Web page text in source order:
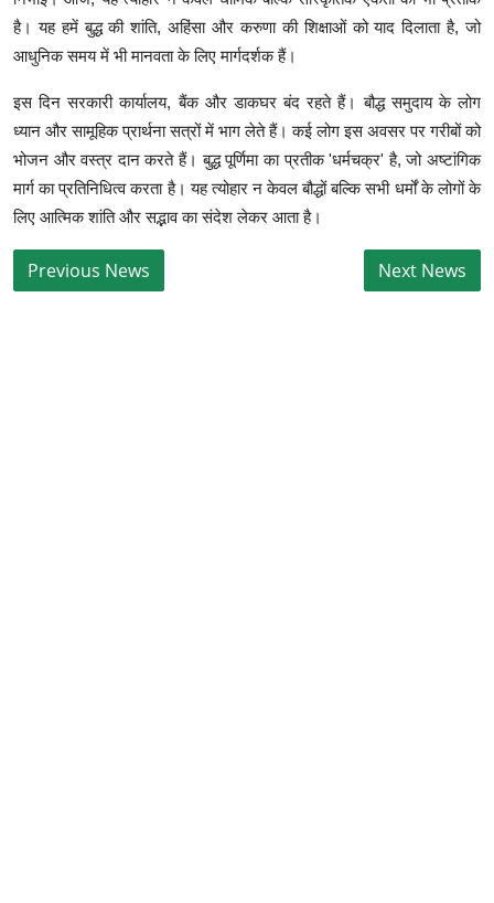
है। यह हमें बुद्ध की शांति, अहिंसा और करुणा की शिक्षाओं को याद दिलाता है, जो
आधुनिक समय में भी मानवता के लिए मार्गदर्शक हैं।
इस दिन सरकारी कार्यालय, बैंक और डाकघर बंद रहते हैं। बौद्ध समुदाय के लोग
ध्यान और सामूहिक प्रार्थना सत्रों में भाग लेते हैं। कई लोग इस अवसर पर गरीबों को
भोजन और वस्त्र दान करते हैं। बुद्ध पूर्णिमा का प्रतीक 'धर्मचक्र' है, जो अष्टांगिक
मार्ग का प्रतिनिधित्व करता है। यह त्योहार न केवल बौद्धों बल्कि सभी धर्मों के लोगों के
लिए आत्मिक शांति और सद्भाव का संदेश लेकर आता है।